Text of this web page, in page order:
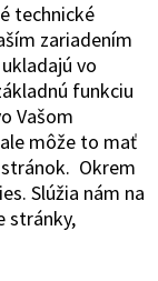
technické
zariadením
vo
funkciu
Vašom
môže to mať
Okrem
Slúžia nám na
stránky,